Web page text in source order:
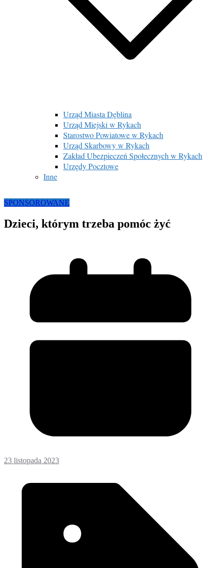
Urząd Miasta Dęblina
Urząd Miejski w Rykach
Starostwo Powiatowe w Rykach
Urząd Skarbowy w Rykach
Zakład Ubezpieczeń Społecznych w Rykach
Urzędy Pocztowe
Inne
SPONSOROWANE
Dzieci, którym trzeba pomóc żyć
23 listopada 2023